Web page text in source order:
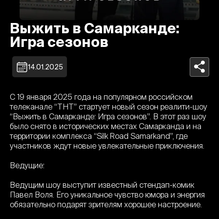
Выжить в Самарканде:
Игра сезонов
14.01.2025
С 19 января 2025 года на популярном российском
телеканале “ТНТ” стартует новый сезон реалити-шоу
“Выжить в Самарканде: Игра сезонов”. В этот раз шоу
было снято в исторических местах Самарканда и на
территории комплекса “Silk Road Samarkand”, где
участников ждут новые увлекательные приключения.
Ведущие:
Ведущим шоу выступит известный стендап-комик
Павел Воля. Его уникальное чувство юмора и энергия
обязательно подарят зрителям хорошее настроение.